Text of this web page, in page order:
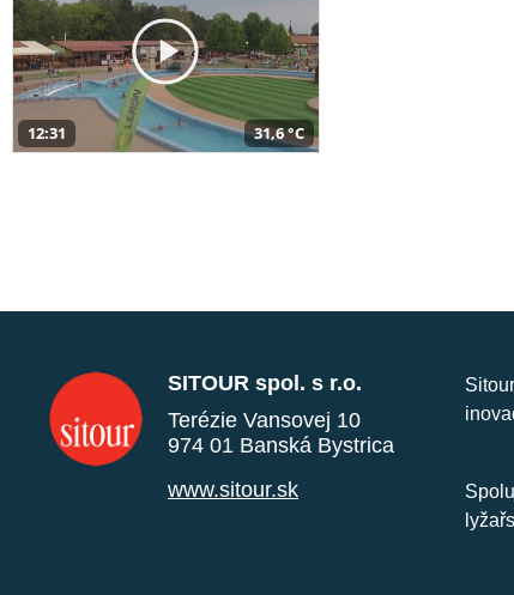
12:31 31,6 °C
SITOUR spol. s r.o.
Terézie Vansovej 10
974 01 Banská Bystrica
www.sitour.sk